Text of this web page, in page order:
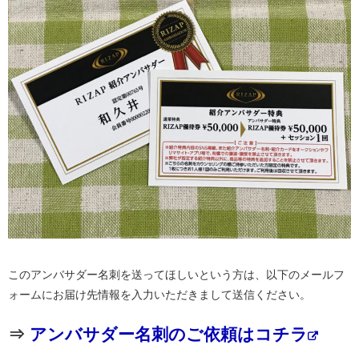
このアンバサダー名刺を送ってほしいという方は、以下のメールフ
ォームにお届け先情報を入力いただきまして送信ください。
⇒ アンバサダー名刺のご依頼はコチラ